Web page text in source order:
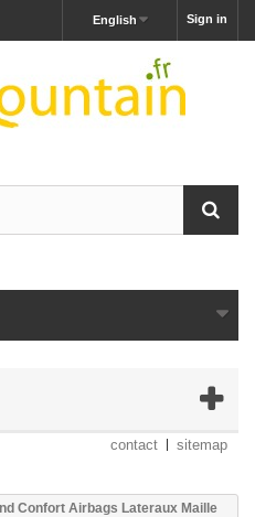
Sign in
English
contact sitemap
Confort Airbags Lateraux Maille